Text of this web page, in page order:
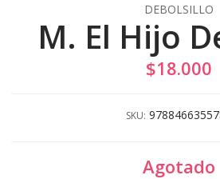
DEBOLSILLO
M. El Hijo
$18.000
SKU:
Agotado